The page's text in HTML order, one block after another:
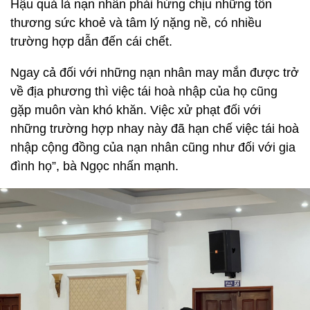
Hậu quả là nạn nhân phải hứng chịu những tổn
thương sức khoẻ và tâm lý nặng nề, có nhiều
trường hợp dẫn đến cái chết.
Ngay cả đối với những nạn nhân may mắn được trở
về địa phương thì việc tái hoà nhập của họ cũng
gặp muôn vàn khó khăn. Việc xử phạt đối với
những trường hợp nhay này đã hạn chế việc tái hoà
nhập cộng đồng của nạn nhân cũng như đối với gia
đình họ”, bà Ngọc nhấn mạnh.